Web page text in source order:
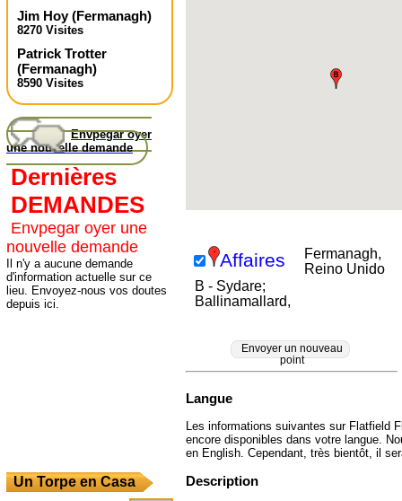
Jim Hoy(Fermanagh)
8270 Visites
Patrick Trotter
(Fermanagh)
8590 Visites
Envpegar oyer
une nouvelle demande
Dernières
DEMANDES
Envpegar oyer une
nouvelle demande
Il n'y a aucune demande
d'information actuelle sur ce
lieu. Envoyez-nous vos doutes
depuis ici.
Un Torpe en Casa
Affaires
B - Sydare;
Ballinamallard,
Fermanagh,
Reino Unido
Envoyer un nouveau
point
Langue
Les informations suivantes sur Flatfield
encore disponibles dans votre langue.
en English. Cependant, très bientôt, il
Description